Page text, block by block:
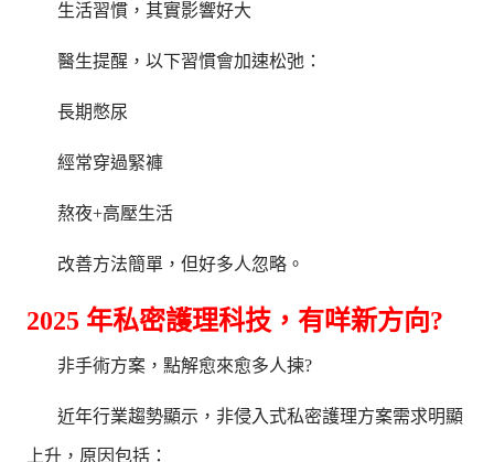
生活習慣，其實影響好大
醫生提醒，以下習慣會加速松弛：
長期憋尿
經常穿過緊褲
熬夜+高壓生活
改善方法簡單，但好多人忽略。
2025 年私密護理科技，有咩新方向?
非手術方案，點解愈來愈多人揀?
近年行業趨勢顯示，非侵入式私密護理方案需求明顯
上升，原因包括：